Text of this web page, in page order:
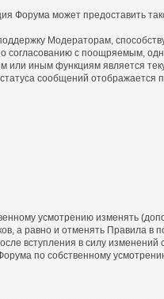
Форума может предоставить
Модераторам,
с поощряемым,
или иным функциям является
сообщений отображается
усмотрению изменять
а равно и отменять Правила
вступления в силу изменений
по собственному